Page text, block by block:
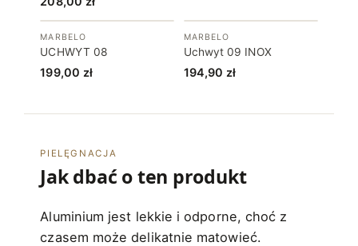
od
MARBELO
UCHWYT 08
199,00 zł
MARBELO
Uchwyt 09 INOX
194,90 zł
PIELĘGNACJA
Jak dbać o ten produkt
Aluminium jest lekkie i odporne, choć z
czasem może delikatnie matowieć.